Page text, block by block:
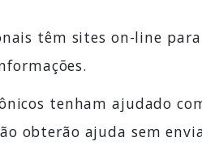
têm sites on-line
tenham ajudado
obterão ajuda sem